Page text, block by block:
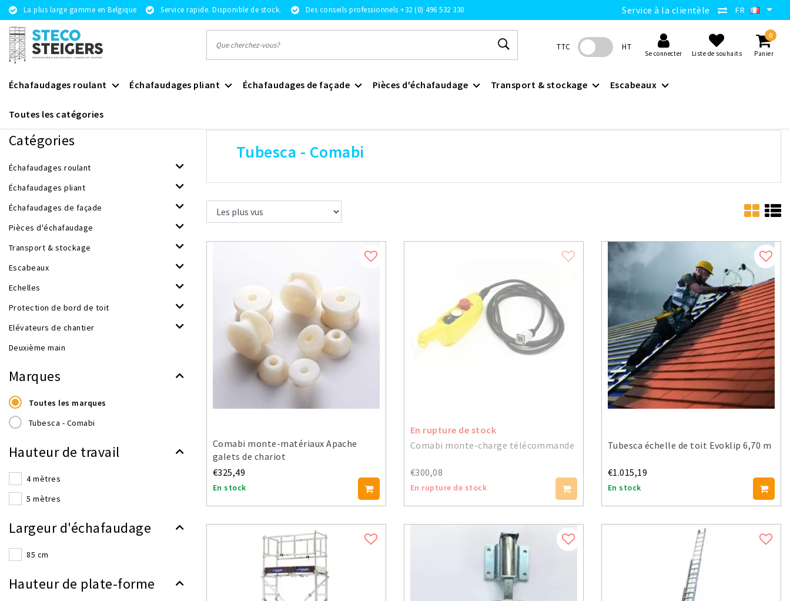
La plus large gamme en Belgique Service rapide. Disponible de stock. Des conseils professionnels +32 (0) 496 532 330 Service à la clientèle FR
TTC HT
Se connecter Liste de souhaits
0
Panier
Échafaudages roulant Échafaudages pliant Échafaudages de façade Pièces d'échafaudage Transport & stockage Escabeaux
Toutes les catégories
Revenir à Marques|Marques
Catégories
Échafaudages roulant
Échafaudages pliant
Échafaudages de façade
Pièces d'échafaudage
Transport & stockage
Escabeaux
Echelles
Protection de bord de toit
Elévateurs de chantier
Deuxième main
Marques
Toutes les marques
Tubesca - Comabi
Hauteur de travail
4 mètres
5 mètres
Largeur d'échafaudage
85 cm
Hauteur de plate-forme
Tubesca - Comabi
Comabi monte-matériaux Apache
galets de chariot
€325,49
En stock
En rupture de stock
Comabi monte-charge télécommande
€300,08
En rupture de stock
Tubesca échelle de toit Evoklip 6,70 m
€1.015,19
En stock